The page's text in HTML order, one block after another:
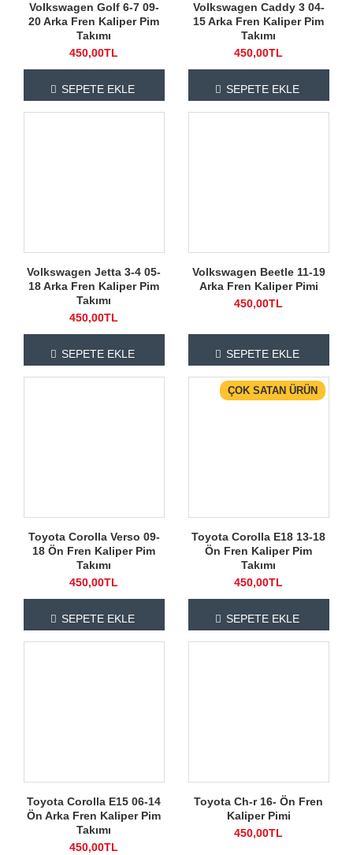
Volkswagen Golf 6-7 09-
20 Arka Fren Kaliper Pim
Takımı
450,00TL
SEPETE EKLE
Volkswagen Caddy 3 04-
15 Arka Fren Kaliper Pim
Takımı
450,00TL
SEPETE EKLE
Volkswagen Jetta 3-4 05-
18 Arka Fren Kaliper Pim
Takımı
450,00TL
SEPETE EKLE
Volkswagen Beetle 11-19
Arka Fren Kaliper Pimi
450,00TL
SEPETE EKLE
Toyota Corolla Verso 09-
18 Ön Fren Kaliper Pim
Takımı
450,00TL
SEPETE EKLE
ÇOK SATAN ÜRÜN
Toyota Corolla E18 13-18
Ön Fren Kaliper Pim
Takımı
450,00TL
SEPETE EKLE
Toyota Corolla E15 06-14
Ön Arka Fren Kaliper Pim
Takımı
450,00TL
Toyota Ch-r 16- Ön Fren
Kaliper Pimi
450,00TL